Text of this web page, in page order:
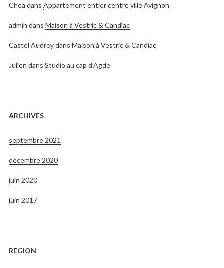
Chea dans Appartement entier centre ville Avignon
admin dans Maison à Vestric & Candiac
Castel Audreydans Maison à Vestric & Candiac
Julien dans Studio au cap d’Agde
ARCHIVES
septembre 2021
décembre 2020
juin 2020
juin 2017
REGION